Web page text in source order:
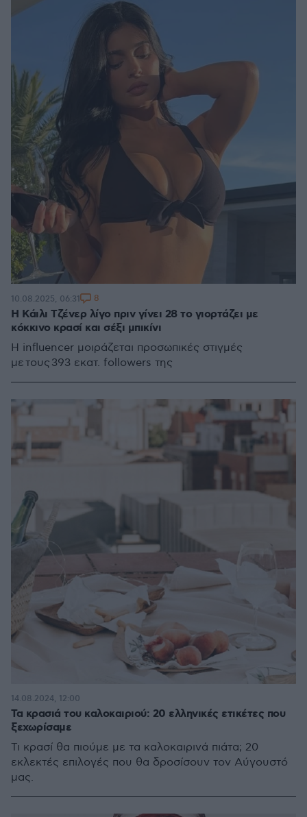
Η Κάιλι Τζένερ λίγο πριν γίνει 28 το γιορτάζει με
κόκκινο κρασί και σέξι μπικίνι
Η influencer μοιράζεται προσωπικές στιγμές
με τους 393 εκατ. followers της
10.08.2025, 06:31 8
Τα κρασιά του καλοκαιριού: 20 ελληνικές ετικέτες που
ξεχωρίσαμε
Τι κρασί θα πιούμε με τα καλοκαιρινά πιάτα; 20
εκλεκτές επιλογές που θα δροσίσουν τον Αύγουστό
μας.
14.08.2024, 12:00